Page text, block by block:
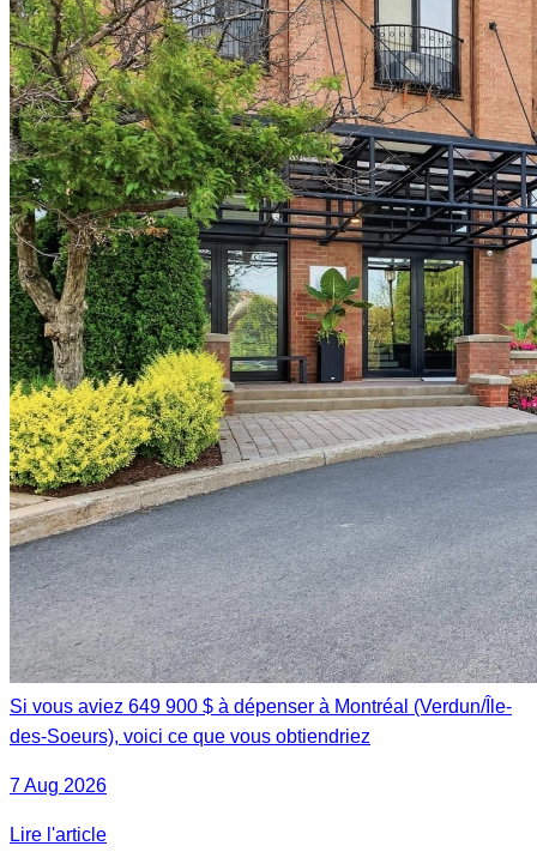
Si vous aviez 649 900 $ à dépenser à Montréal (Verdun/Île-
des-Soeurs), voici ce que vous obtiendriez
7 Aug 2026
Lire l'article